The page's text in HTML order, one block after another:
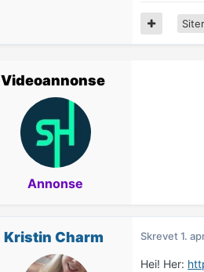
Siter
Videoannonse
Annonse
Kristin Charm Skrevet1.
Hei! Her: